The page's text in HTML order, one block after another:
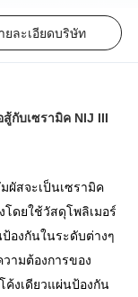
ยละเอียดบริษัท
กับเซรามิค NIJ III
ผัสจะเป็นเซรามิค
ดยใช้วัสดุโพลิเมอร์
องกันในระดับต่างๆ
ามต้องการของ
งเดียวแผ่นป้องกัน